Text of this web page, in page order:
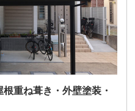
重ね葺き・外壁塗装・